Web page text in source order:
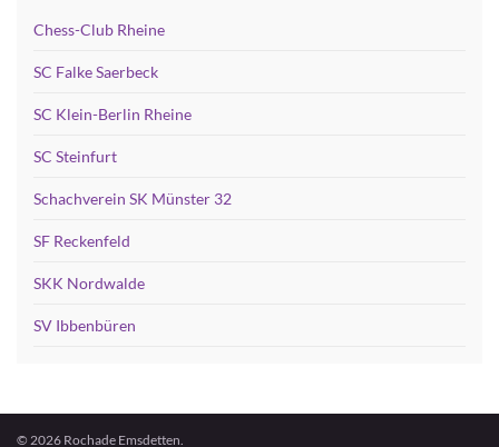
Chess-Club Rheine
SC Falke Saerbeck
SC Klein-Berlin Rheine
SC Steinfurt
Schachverein SK Münster 32
SF Reckenfeld
SKK Nordwalde
SV Ibbenbüren
© 2026 Rochade Emsdetten.